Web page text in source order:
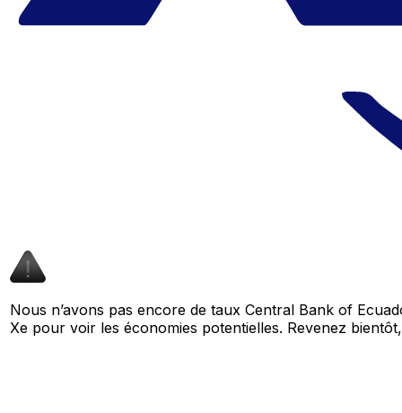
Nous n’avons pas encore de taux Central Bank of
Xe pour voir les économies potentielles. Revenez